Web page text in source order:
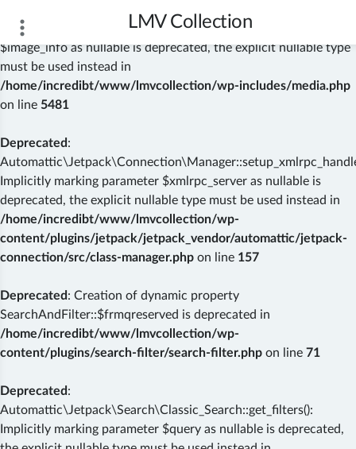
Deprecated
: wp_getimagesize(): Implicitly marking parameter
$image_info as nullable is deprecated, the explicit nullable type
must be used instead in
/home/incredibt/www/lmvcollection/wp-includes/media.php
on line 5481
Deprecated :
Implicitly marking parameter $xmlrpc_server as nullable is
deprecated, the explicit nullable type must be used instead in
/home/incredibt/www/lmvcollection/wp-
content/plugins/jetpack/jetpack_vendor/automattic/jetpack-
connection/src/class-manager.php on line 157
Deprecated : Creation of dynamic property
SearchAndFilter::$frmqreserved is deprecated in
/home/incredibt/www/lmvcollection/wp-
content/plugins/search-filter/search-filter.php on line 71
Deprecated :
Automattic\Jetpack\Search\Classic_Search::get_filters():
Implicitly marking parameter $query as nullable is deprecated,
LMV Collection